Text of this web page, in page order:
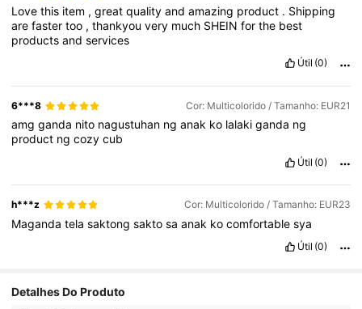
Lovethis item ,greatqualityandamazing product . Shipping
arefastertoo ,thankyouvery much SHEINforthe best
productsandservices
Útil (0)
6***8 Cor: Multicolorido / Tamanho: EUR21
amgganda nito nagustuhan nganak ko lalakiganda ng
product ngcozycub
Útil (0)
h***z Cor: Multicolorido / Tamanho: EUR23
Magandatelasaktongsaktosaanak kocomfortablesya
Útil (0)
Detalhes Do Produto
4,96